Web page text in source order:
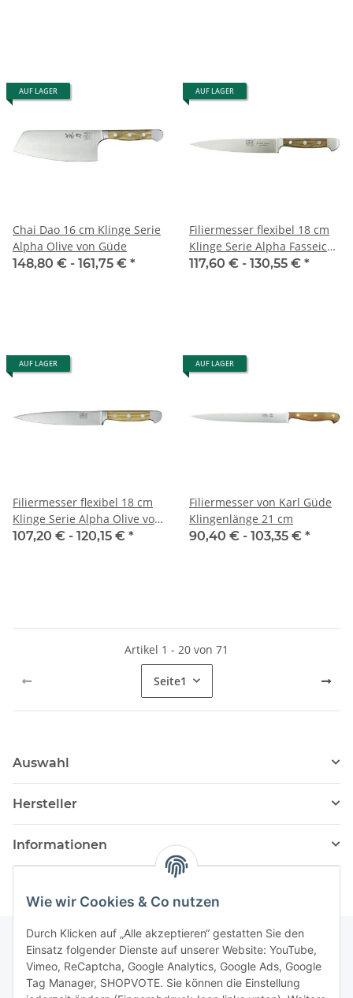
Wie wir Cookies & Co nutzen
Durch Klicken auf „Alle akzeptieren“ gestatten Sie den
Einsatz folgender Dienste auf unserer Website: YouTube,
Vimeo, ReCaptcha, Google Analytics, Google Ads, Google
Tag Manager, SHOPVOTE. Sie können die Einstellung
AUF LAGER
Chai Dao 16 cm Klinge Serie
Alpha Olive von Güde
148,80 € - 161,75 € *
AUF LAGER
Filiermesser flexibel 18 cm
Klinge Serie Alpha Fasseiche
von Güde
117,60 € - 130,55 € *
AUF LAGER
Filiermesser flexibel 18 cm
Klinge Serie Alpha Olive von
Güde
107,20 € - 120,15 € *
AUF LAGER
Filiermesser von Karl Güde
Klingenlänge 21 cm
90,40 € - 103,35 € *
Artikel 1 - 20 von 71
Seite1
Auswahl
Hersteller
Informationen
Newsletter Abonnieren